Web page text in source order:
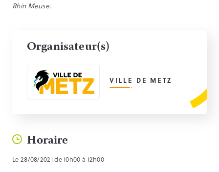
Rhin Meuse.
Organisateur(s)
VILLE DE METZ
Horaire
Le 28/08/2021 de 10h00 à 12h00